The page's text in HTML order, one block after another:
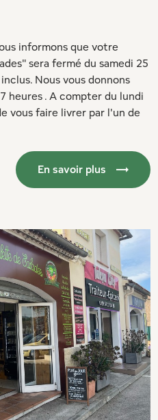
informons que votre
sera fermé du samedi 25
Nous vous donnons
heures . A compter du lundi
vous faire livrer par l'un de
En savoir plus